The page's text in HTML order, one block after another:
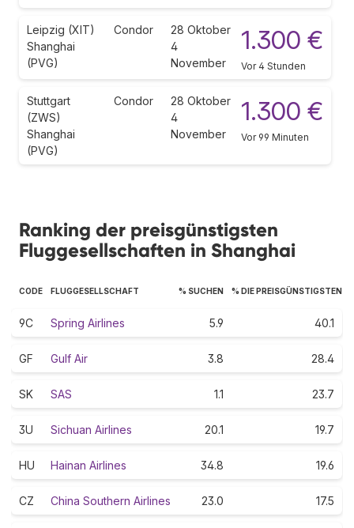
Leipzig (XIT)
Shanghai
(PVG)
Condor
28 Oktober
4
November
1.300 €
Vor 4 Stunden
Stuttgart
(ZWS)
Shanghai
(PVG)
Condor
28 Oktober
4
November
1.300 €
Vor 99 Minuten
Ranking der preisgünstigsten
Fluggesellschaften in Shanghai
CODE FLUGGESELLSCHAFT % SUCHEN % DIE PREISGÜNSTIGSTEN
9C Spring Airlines 5.9 40.1
GF Gulf Air 3.8 28.4
SK SAS 1.1 23.7
3U Sichuan Airlines 20.1 19.7
HU Hainan Airlines 34.8 19.6
CZ China Southern Airlines 23.0 17.5